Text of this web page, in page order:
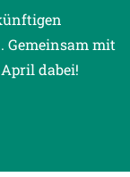
Gemeinsam mit
dabei!